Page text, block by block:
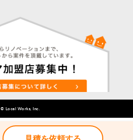
© Local Works, Inc.